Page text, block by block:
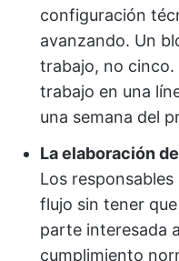
configuración
avanzando. Un
trabajo, no cinco.
trabajo en una
una semana del
La elaboración
Los
flujo sin tener
parte interesada
cumplimiento